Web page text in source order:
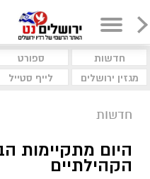
חדשות ספורט
מגזין ירושלים
לייף סטייל
חדשות
היום מתקיימות
הקהילתיים